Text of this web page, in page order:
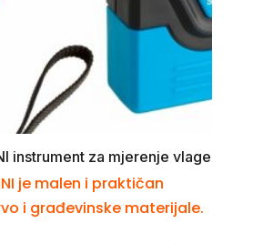
instrument za mjerenje vlage
je malen i praktičan
i građevinske materijale.